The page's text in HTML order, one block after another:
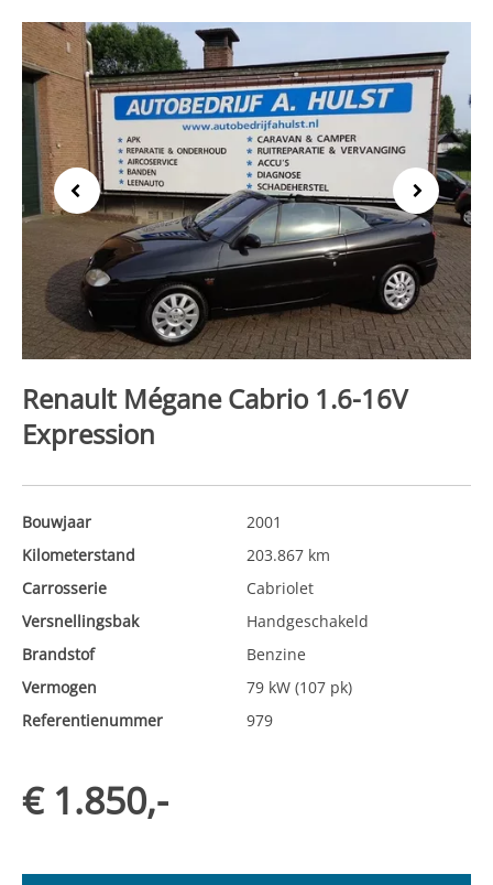
Previous Next
Renault Mégane Cabrio 1.6-16V
Expression
Bouwjaar
2001
Kilometerstand
203.867 km
Carrosserie
Cabriolet
Versnellingsbak
Handgeschakeld
Brandstof
Benzine
Vermogen
79 kW (107 pk)
Referentienummer
979
€ 1.850,-